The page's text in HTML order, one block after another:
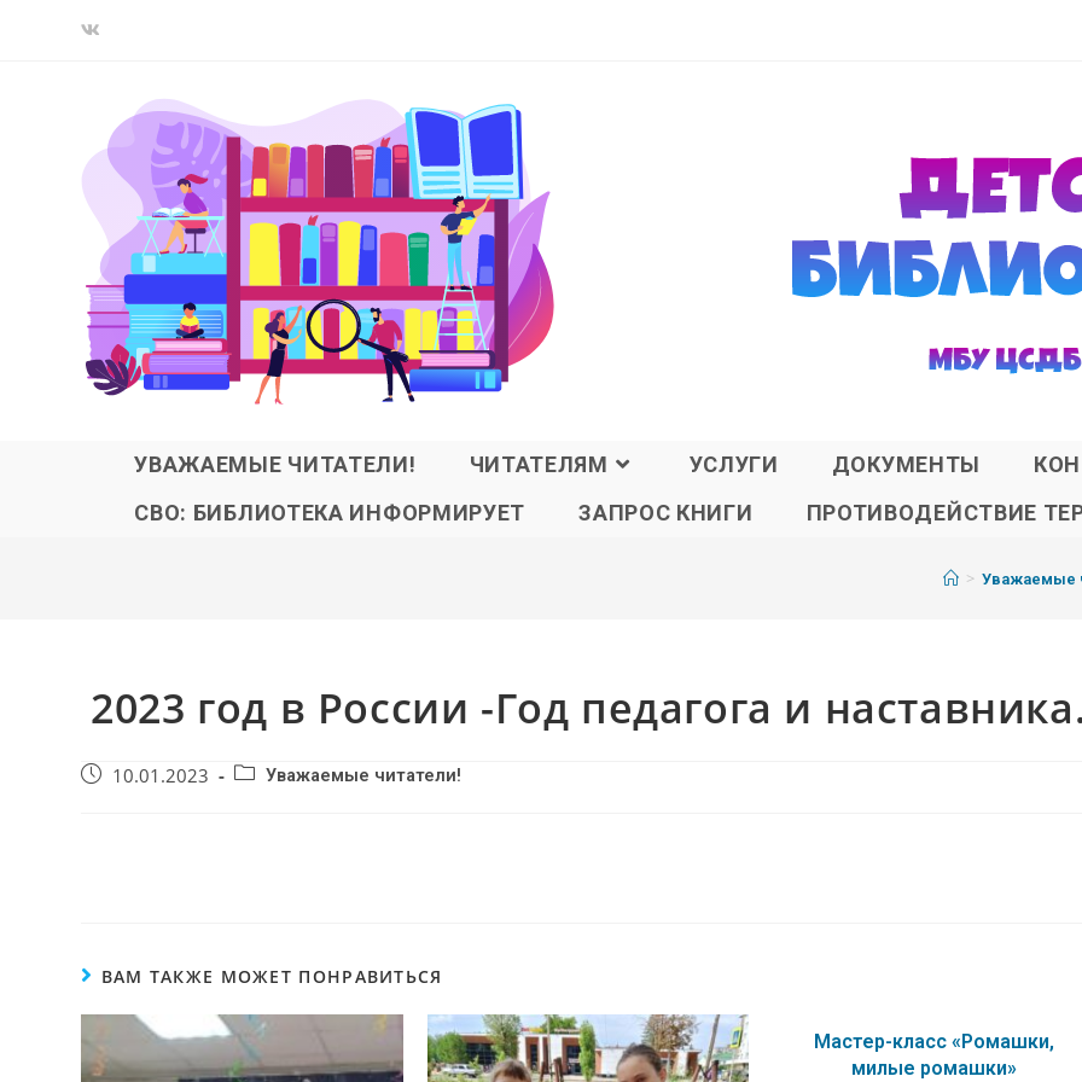
УВАЖАЕМЫЕ ЧИТАТЕЛИ! ЧИТАТЕЛЯМ УСЛУГИ ДОКУМЕНТЫ
СВО: БИБЛИОТЕКА ИНФОРМИРУЕТ
ЗАПРОС КНИГИ ПРОТИВОДЕЙСТВИЕ
> Уважаемые
2023 год в России -Год педагога и
10.01.2023 Уважаемые читатели!
ВАМ ТАКЖЕ МОЖЕТ ПОНРАВИТЬСЯ
Мастер-класс «Ромашки,
милые ромашки»